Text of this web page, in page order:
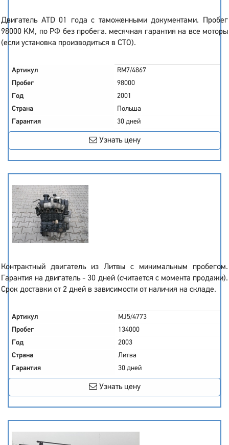
Двигатель ATD 01 года с таможенными документами. Пробег
98000 KM, по РФ без пробега. месячная гарантия на все моторы
(если установка производиться в СТО).
Артикул
RM7/4867
Пробег
98000
Год
2001
Страна
Польша
Гарантия
30 дней
Узнать цену
Контрактный двигатель из Литвы с минимальным пробегом.
Гарантия на двигатель - 30 дней (считается с момента продажи).
Срок доставки от 2 дней в зависимости от наличия на складе.
Артикул
MJ5/4773
Пробег
134000
Год
2003
Страна
Литва
Гарантия
30 дней
Узнать цену